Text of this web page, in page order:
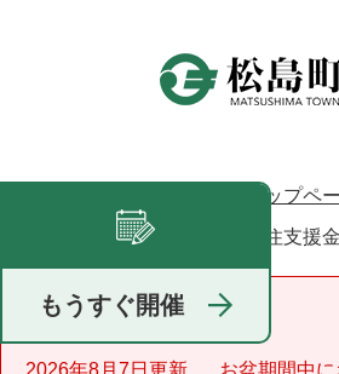
で
トップペ
移住支援
重要なお知らせ
2026年8月7日更新
お盆期間中
もうすぐ開催